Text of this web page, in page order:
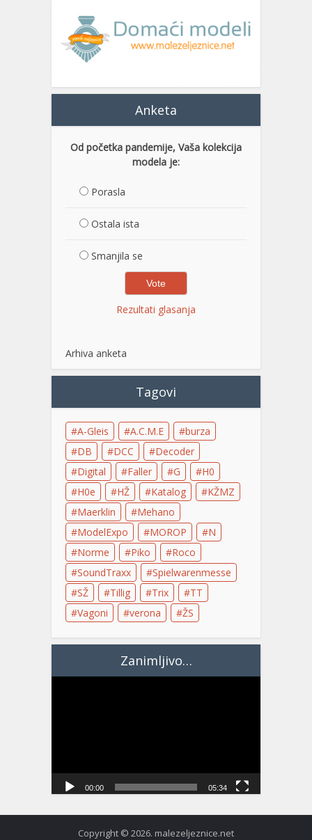
Anketa
Od početka pandemije, Vaša kolekcija
modela je:
Porasla
Ostala ista
Smanjila se
Rezultati glasanja
Arhiva anketa
Tagovi
A-Gleis A.C.M.E
burza
DB
DCC
Decoder
Digital
Faller G
H0
H0e
HŽ Katalog
KŽMZ
Maerklin
Mehano
ModelExpo
MOROP
N
Norme
Piko
Roco
SoundTraxx
Spielwarenmesse
SŽ
Tillig Trix
TT
Vagoni
verona ŽS
Zanimljivo…
00:00 05:34
Copyright © 2026. malezeljeznice.net